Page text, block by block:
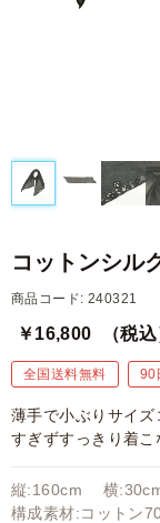
コットンシル
商品コード: 240321
￥16,800 （税込
全国送料無料 90
薄手で小ぶりサイ
すぎずすっきり着こ
縦:160cm 横
構成素材:コットン